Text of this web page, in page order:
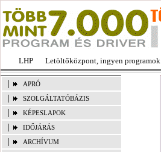
LHP Letöltőközpont, ingyen programok
APRÓ
SZOLGÁLTATÓBÁZIS
KÉPESLAPOK
IDŐJÁRÁS
ARCHÍVUM